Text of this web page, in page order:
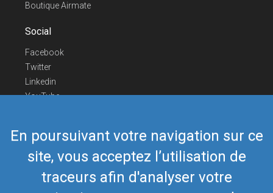
En poursuivant votre navigation sur ce
site, vous acceptez l’utilisation de
traceurs afin d'analyser votre
Boutique Airmate
Social
Facebook
Twitter
Linkedin
YouTube
Nous contacter
Téléphone Europe+352 26441835
Téléphone US/Canada418-592-8862